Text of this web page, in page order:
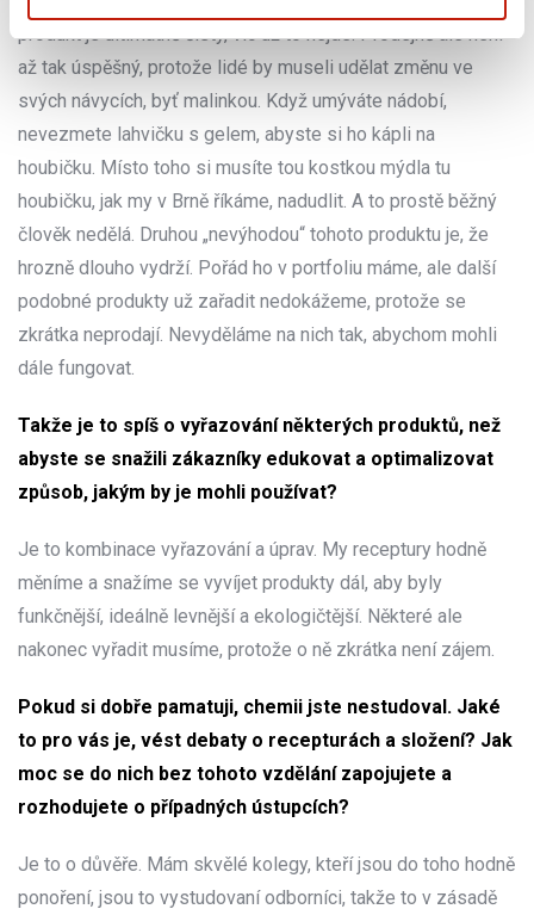
produkt je ultimátně čistý, víc už to nejde. Prodejně ale není
až tak úspěšný, protože lidé by museli udělat změnu ve
svých návycích, byť malinkou. Když umýváte nádobí,
nevezmete lahvičku s gelem, abyste si ho kápli na
houbičku. Místo toho si musíte tou kostkou mýdla tu
houbičku, jak my v Brně říkáme, nadudlit. A to prostě běžný
člověk nedělá. Druhou „nevýhodou“ tohoto produktu je, že
hrozně dlouho vydrží. Pořád ho v portfoliu máme, ale další
podobné produkty už zařadit nedokážeme, protože se
zkrátka neprodají. Nevyděláme na nich tak, abychom mohli
dále fungovat.
Takže je to spíš o vyřazování některých produktů, než
abyste se snažili zákazníky edukovat a optimalizovat
způsob, jakým by je mohli používat?
Je to kombinace vyřazování a úprav. My receptury hodně
měníme a snažíme se vyvíjet produkty dál, aby byly
funkčnější, ideálně levnější a ekologičtější. Některé ale
nakonec vyřadit musíme, protože o ně zkrátka není zájem.
Pokud si dobře pamatuji, chemii jste nestudoval. Jaké
to pro vás je, vést debaty o recepturách a složení? Jak
moc se do nich bez tohoto vzdělání zapojujete a
rozhodujete o případných ústupcích?
Je to o důvěře. Mám skvělé kolegy, kteří jsou do toho hodně
ponoření, jsou to vystudovaní odborníci, takže to v zásadě